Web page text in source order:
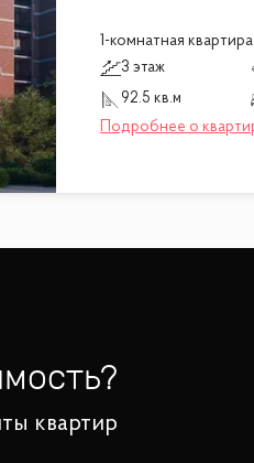
1-комнатная квартира
3 этаж
92.5 кв.м
квартир